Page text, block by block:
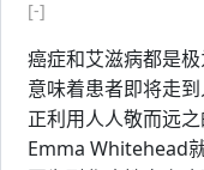
[-]
癌症和艾滋病都是
意味着患者即将走
正利用人人敬而远
Emma Whitehead